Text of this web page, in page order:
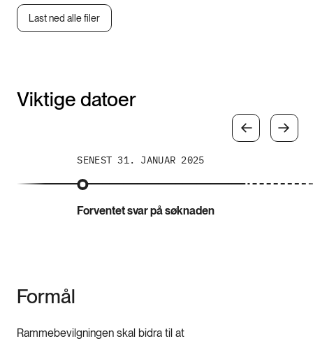
Last ned alle filer
Viktige datoer
SENEST 31. JANUAR 2025
Forventet svar på søknaden
Formål
Rammebevilgningen skal bidra til at